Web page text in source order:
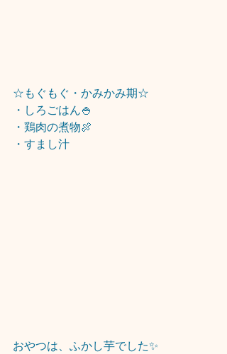
☆もぐもぐ・かみかみ期☆
・しろごはん🍚
・鶏肉の煮物🍖
・すまし汁
おやつは、ふかし芋でした✨